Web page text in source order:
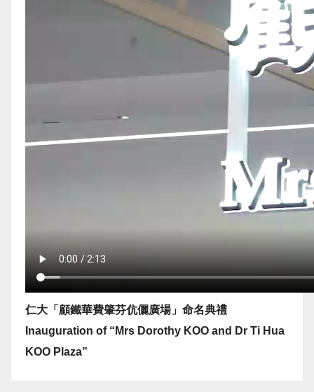
仁大「顧鐵華費肇芬伉儷廣場」命名典禮
Inauguration of “Mrs Dorothy KOO and Dr Ti Hua
KOO Plaza”